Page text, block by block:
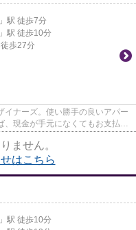
」駅 徒歩7分
」駅 徒歩10分
徒歩27分
イナーズ。使い勝手の良いアパー
、現金が手元になくてもお支払い
ません。
はこちら
」駅 徒歩10分